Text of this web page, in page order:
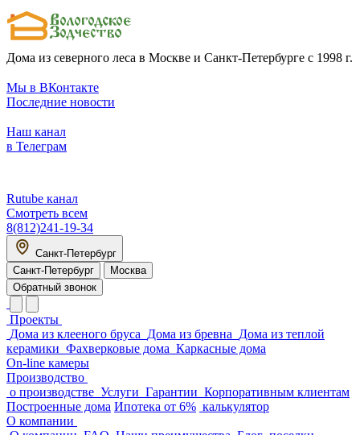
Дома из северного леса в Москве и Санкт-Петербурге с 1998 г.
Мы в ВКонтакте
Последние новости
Наш канал
в Телеграм
Rutube канал
Смотреть всем
8(812)241-19-34
Санкт-Петербург
Санкт-Петербург
Москва
Обратный звонок
Проекты
Дома из клееного бруса Дома из бревна Дома из теплой
керамики Фахверковые дома Каркасные дома
On-line камеры
Производство
о производстве Услуги Гарантии Корпоративным клиентам
Построенные дома Ипотека от 6% калькулятор
О компании